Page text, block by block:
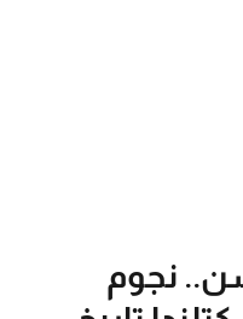
نجوم